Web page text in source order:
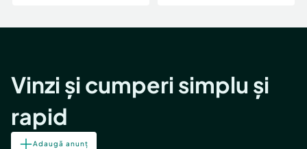
Vinzi și cumperi simplu și
rapid
Adaugă anunț